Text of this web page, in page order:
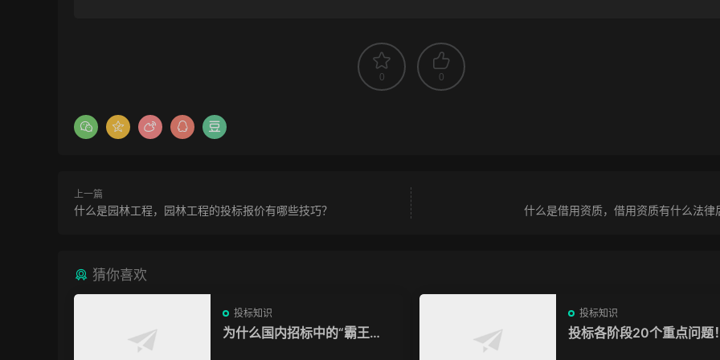
0 0
上一篇
什么是园林工程，园林工程的投标报价有哪些技巧？ 什么是借用资质，借用资质有什么法律
猜你喜欢
投标知识
为什么国内招标中的“霸王条
投标知识
投标各阶段20个重点问题！